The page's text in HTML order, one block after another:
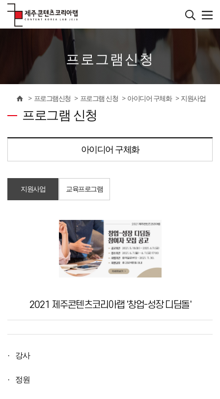
본
문
프로그램신청
프로그램 신청
프로그램신청 프로그램 신청 아이디어 구체화 지원사업
아이디어 구체화
지원사업 교육프로그램
2021 제주콘텐츠코리아랩 '창업-성장 디딤돌'
· 강사
· 정원